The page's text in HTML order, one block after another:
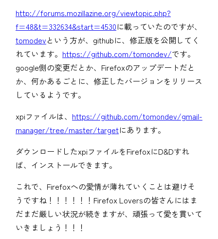
http://forums.mozillazine.org/viewtopic.php?
f=48&t=332634&start=4530に載っていたのですが、
tomodevという方が、githubに、修正版を公開してく
れています。 https://github.com/tomondev/です。
google側の変更だとか、Firefoxのアップデートだと
か、何かあるごとに、修正したバージョンをリリース
しているようです。
xpiファイルは、 https://github.com/tomondev/gmail-
manager/tree/master/targetにあります。
ダウンロードしたxpiファイルをFirefoxにD&Dすれ
ば、インストールできます。
これで、Firefoxへの愛情が薄れていくことは避けそ
うですね！！！！！！Firefox Loversの皆さんにはま
だまだ厳しい状況が続きますが、頑張って愛を貫いて
いきましょう！！！